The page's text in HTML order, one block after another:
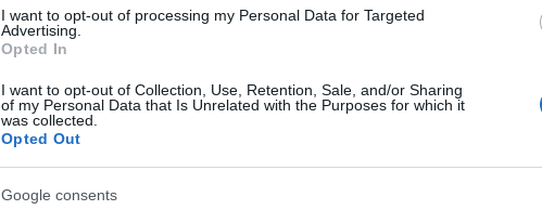
I want to opt-out of processing my Personal Data for Targeted
Advertising.
Opted In
I want to opt-out of Collection, Use, Retention, Sale, and/or Sharing
of my Personal Data that Is Unrelated with the Purposes for which it
was collected.
Opted Out
Google consents